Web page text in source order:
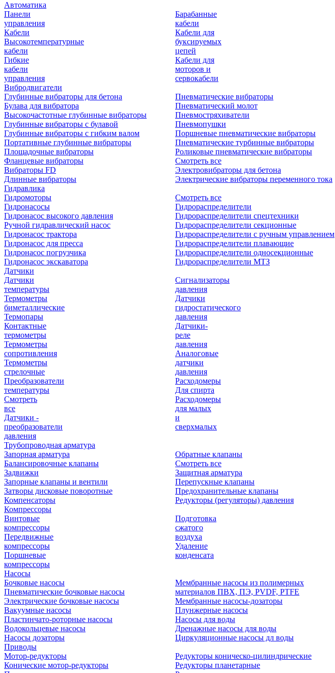
Автоматика
Панели
управления
Кабели
Высокотемпературные
кабели
Гибкие
кабели
управления
Барабанные
кабели
Кабели для
буксируемых
цепей
Кабели для
моторов и
сервокабели
Вибродвигатели
Глубинные вибраторы для бетона
Булава для вибратора
Высокочастотные глубинные вибраторы
Глубинные вибраторы с булавой
Глубинные вибраторы с гибким валом
Портативные глубинные вибраторы
Площадочные вибраторы
Фланцевые вибраторы
Вибраторы FD
Длинные вибраторы
Пневматические вибраторы
Пневматический молот
Пневмостряхиватели
Пневмопушки
Поршневые пневматические вибраторы
Пневматические турбинные вибраторы
Роликовые пневматические вибраторы
Смотреть все
Электровибраторы для бетона
Электрические вибраторы переменного тока
Гидравлика
Гидромоторы
Гидронасосы
Гидронасос высокого давления
Ручной гидравлический насос
Гидронасос трактора
Гидронасос для пресса
Гидронасос погрузчика
Гидронасос экскаватора
Смотреть все
Гидрораспределители
Гидрораспределители спецтехники
Гидрораспределители секционные
Гидрораспределители с ручным управлением
Гидрораспределители плавающие
Гидрораспределители односекционные
Гидрораспределители МТЗ
Датчики
Датчики
температуры
Термометры
биметаллические
Термопары
Контактные
термометры
Термометры
сопротивления
Термометры
стрелочные
Преобразователи
температуры
Смотреть
все
Датчики -
преобразователи
давления
Сигнализаторы
давления
Датчики
гидростатического
давления
Датчики-
реле
давления
Аналоговые
датчики
давления
Расходомеры
Для спирта
Расходомеры
для малых
и
сверхмалых
Трубопроводная арматура
Запорная арматура
Балансировочные клапаны
Задвижки
Запорные клапаны и вентили
Затворы дисковые поворотные
Компенсаторы
Обратные клапаны
Смотреть все
Защитная арматура
Перепускные клапаны
Предохранительные клапаны
Редукторы (регуляторы) давления
Компрессоры
Винтовые
компрессоры
Передвижные
компрессоры
Поршневые
компрессоры
Подготовка
сжатого
воздуха
Удаление
конденсата
Насосы
Бочковые насосы
Пневматические бочковые насосы
Электрические бочковые насосы
Вакуумные насосы
Пластинчато-роторные насосы
Водокольцевые насосы
Насосы дозаторы
Мембранные насосы из полимерных
материалов ПВХ, ПЭ, PVDF, PTFE
Мембранные насосы-дозаторы
Плунжерные насосы
Насосы для воды
Дренажные насосы для воды
Циркуляционные насосы дл воды
Приводы
Мотор-редукторы
Конические мотор-редукторы
Редукторы коническо-цилиндрические
Редукторы планетарные